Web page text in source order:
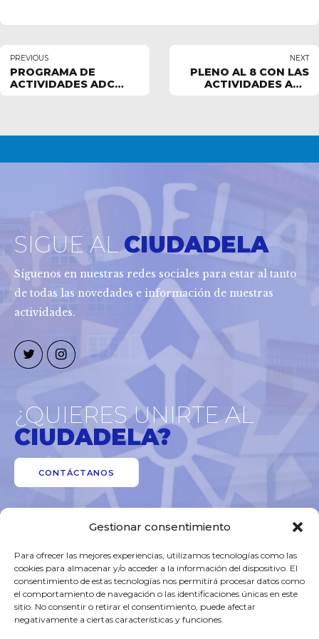
Gestionar consentimiento
Para ofrecer las mejores experiencias, utilizamos tecnologías como las
cookies para almacenar y/o acceder a la información del dispositivo. El
consentimiento de estas tecnologías nos permitirá procesar datos como
el comportamiento de navegación o las identificaciones únicas en este
sitio. No consentir o retirar el consentimiento, puede afectar
negativamente a ciertas características y funciones.
PREVIOUS
PROGRAMA DE
ACTIVIDADES ADC
NEXT
PLENO AL 8 CON LAS
ACTIVIDADES ADC
SIGUE ALCIUDADELA
Síguenos en nuestras redes sociales para estar al tanto
de todas las novedades e información de nuestras
actividades.
¿QUIERES UNIRTE AL
CIUDADELA?
CONTÁCTANOS
Aviso Legal